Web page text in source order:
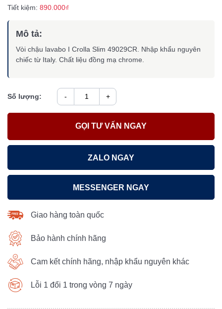
Tiết kiệm: 890.000₫
Mô tả:
Vòi chậu lavabo I Crolla Slim 49029CR. Nhập khẩu nguyên
chiếc từ Italy. Chất liệu đồng mạ chrome.
Số lượng: - +
GỌI TƯ VẤN NGAY
ZALO NGAY
MESSENGER NGAY
Giao hàng toàn quốc
Bảo hành chính hãng
Cam kết chính hãng, nhập khẩu nguyên khác
Lỗi 1 đổi 1 trong vòng 7 ngày